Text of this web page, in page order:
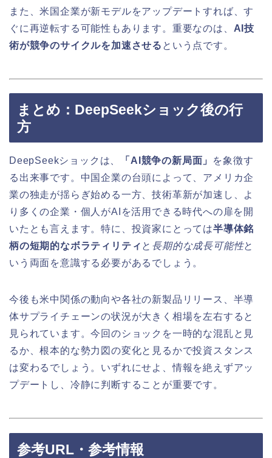
また、米国企業が新モデルをアップデートすれば、す
ぐに再逆転する可能性もあります。重要なのは、 AI技
術が競争のサイクルを加速させる という点です。
まとめ：DeepSeekショック後の行
方
DeepSeekショックは、 「AI競争の新局面」
を象徴す
る出来事です。中国企業の台頭によって、アメリカ企
業の独走が揺らぎ始める一方、技術革新が加速し、よ
り多くの企業・個人がAIを活用できる時代への扉を開
いたとも言えます。特に、投資家にとっては半導体銘
柄の短期的なボラティリティ と 長期的な成長可能性と
いう両面を意識する必要があるでしょう。
今後も米中関係の動向や各社の新製品リリース、半導
体サプライチェーンの状況が大きく相場を左右すると
見られています。今回のショックを一時的な混乱と見
るか、根本的な勢力図の変化と見るかで投資スタンス
は変わるでしょう。いずれにせよ、情報を絶えずアッ
プデートし、冷静に判断することが重要です。
参考URL・参考情報